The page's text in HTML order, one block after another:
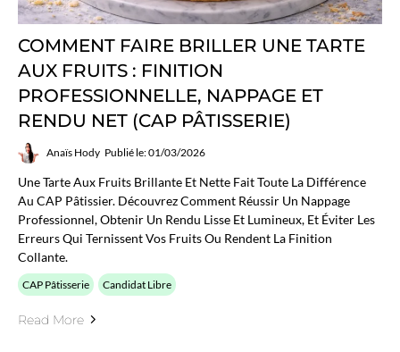
COMMENT FAIRE BRILLER UNE TARTE
AUX FRUITS : FINITION
PROFESSIONNELLE, NAPPAGE ET
RENDU NET (CAP PÂTISSERIE)
Anaïs Hody Publié le: 01/03/2026
Une Tarte Aux Fruits Brillante Et Nette Fait Toute La Différence
Au CAP Pâtissier. Découvrez Comment Réussir Un Nappage
Professionnel, Obtenir Un Rendu Lisse Et Lumineux, Et Éviter Les
Erreurs Qui Ternissent Vos Fruits Ou Rendent La Finition
Collante.
CAP Pâtisserie Candidat Libre
Read More